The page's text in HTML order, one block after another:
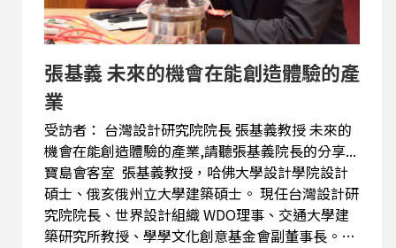
張基義 未來的機會在能創造體驗的產
業
受訪者： 台灣設計研究院院長 張基義教授 未來的
機會在能創造體驗的產業,請聽張基義院長的分享...
寶島會客室 張基義教授，哈佛大學設計學院設計
碩士、俄亥俄州立大學建築碩士。 現任台灣設計研
究院院長、世界設計組織 WDO理事、交通大學建
築研究所教授、學學文化創意基金會副董事長。曾